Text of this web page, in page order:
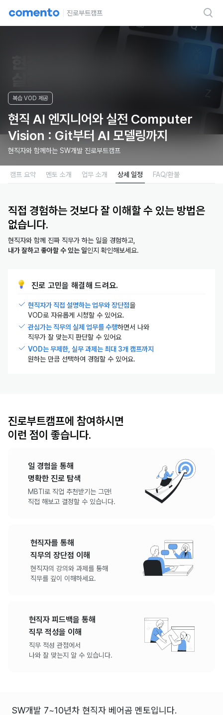
진로부트캠프
복습 VOD 제공
현직 AI 엔지니어와 실전 Computer
Vision : Git부터 AI 모델링까지
현직자와 함께하는 SW개발 진로부트캠프
캠프 요약 멘토 소개 업무 소개 상세 일정 FAQ/환불
직접 경험하는 것보다 잘 이해할 수 있는 방법은
없습니다.
현직자와 함께 진짜 직무가 하는 일을 경험하고,
내가 잘하고 좋아할 수 있는 일인지 확인해보세요.
진로 고민을 해결해 드려요.
현직자가 직접 설명하는 업무와 장단점을
VOD로 자유롭게 시청할 수 있어요.
관심가는 직무의 실제 업무를 수행하면서 나와
직무가 잘 맞는지 판단할 수 있어요
VOD는 무제한, 실무 과제는 최대 3개 캠프까지
원하는 만큼 선택하여 경험할 수 있어요.
진로부트캠프에 참여하시면
이런 점이 좋습니다.
일 경험을 통해
명확한 진로 탐색
MBTI로 직업 추천받기는 그만!
직접 해보고 결정할 수 있습니다.
현직자를 통해
직무의 장단점 이해
현직자의 강의와 과제를 통해
직무를 깊이 이해하세요.
현직자 피드백을 통해
직무 적성을 이해
직무 적성 관점에서
나와 잘 맞는지 알 수 있습니다.
SW개발 7~10년차 현직자 베어곰 멘토입니다.